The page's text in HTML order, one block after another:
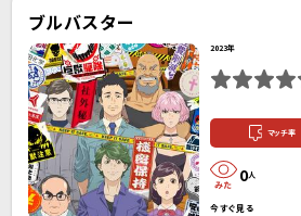
ブルバスター
2023年
マッチ率
0人
今すぐ見る